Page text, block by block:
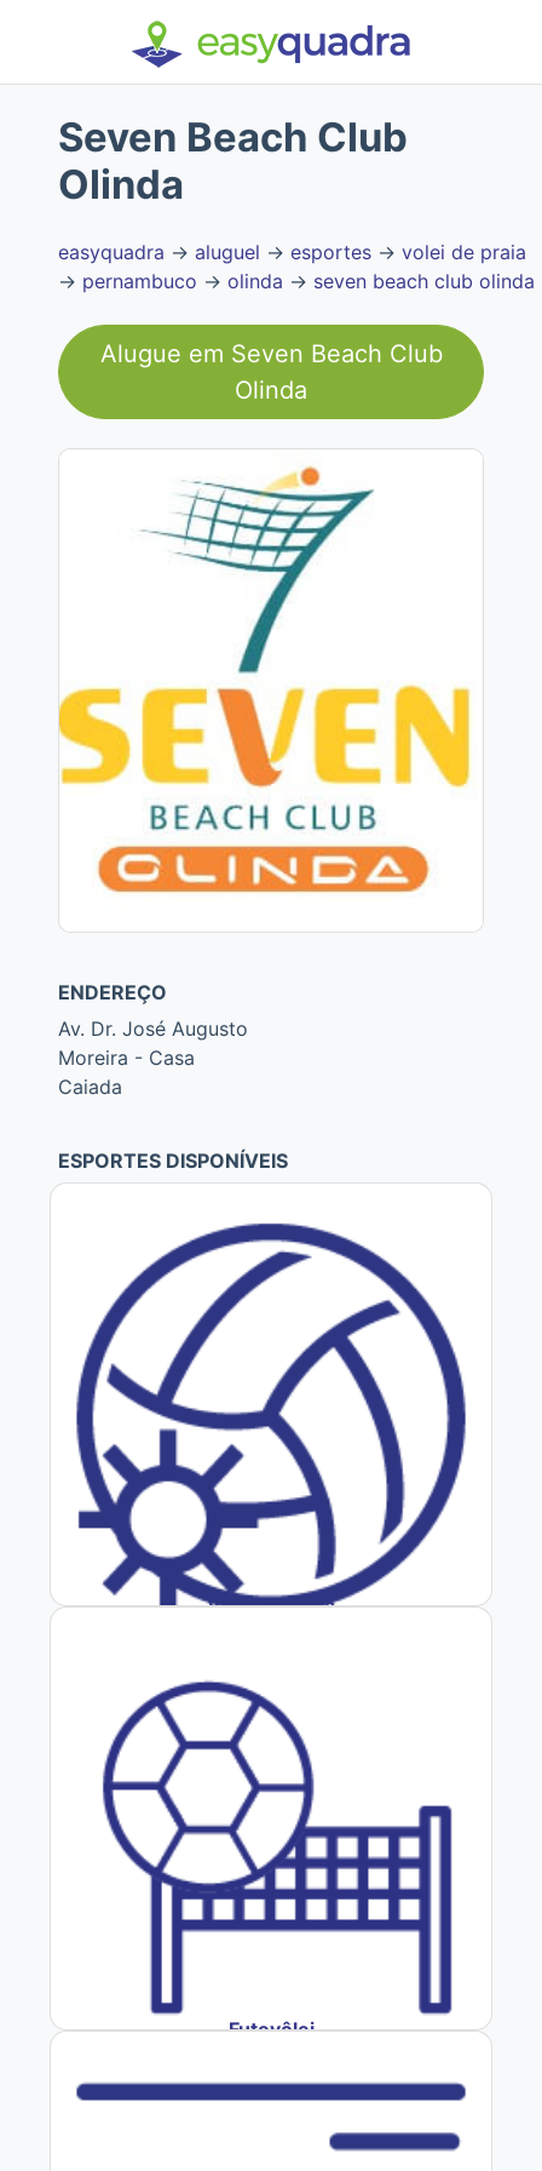
Seven Beach Club
Olinda
easyquadra → aluguel → esportes → volei de praia
→ pernambuco → olinda → seven beach club olinda
Alugue em Seven Beach Club
Olinda
ENDEREÇO
Av. Dr. José Augusto
Moreira - Casa
Caiada
ESPORTES DISPONÍVEIS
Vôlei de Praia
Futevôlei